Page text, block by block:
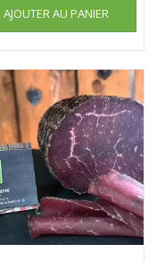
AJOUTER AU PANIER